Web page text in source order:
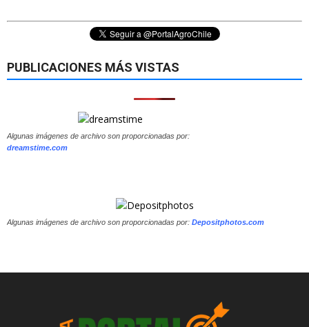
PUBLICACIONES MÁS VISTAS
Algunas imágenes de archivo son proporcionadas por:
dreamstime.com
Algunas imágenes de archivo son proporcionadas por: Depositphotos.com